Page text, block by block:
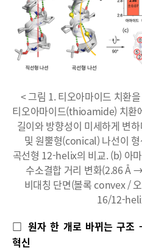
< 그림 1. 티오아마이드 치환
티오아마이드(thioamide) 치환
길이와 방향성이 미세하게 변
및 원뿔형(conical) 나선이
곡선형 12-helix의 비교. (b) 아
수소결합 거리 변화(2.86 Å
비대칭 단면(볼록 convex /
16/12-
□ 원자 한 개로 바뀌는 구조
혁신